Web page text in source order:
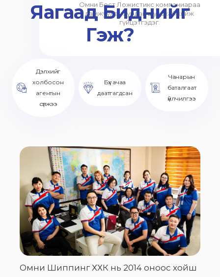
Омни Бест Ложистикс компаниараа
дамжуулан хурдан шуурхай хийж
гүйцэтгэдэг.
Яагаад Биднийг
Гэж?
Дэлхийг
холбосон
агентын
сүлжээ
Бүх ачаа
даатгагдсан
Чанарын
баталгаат
үйлчилгээ
Омни Шиппинг ХХК нь 2014 оноос хойш